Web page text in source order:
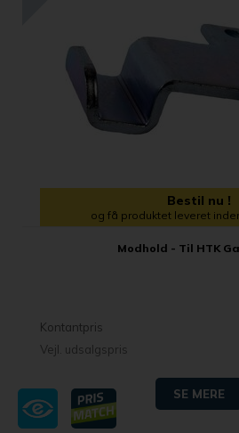
Bestil nu !
og få produktet leveret
Modhold - Til HTK
Kontantpris
Vejl. udsalgspris
SE MERE